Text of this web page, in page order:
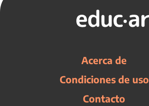
Acerca de
Condiciones de uso
Contacto